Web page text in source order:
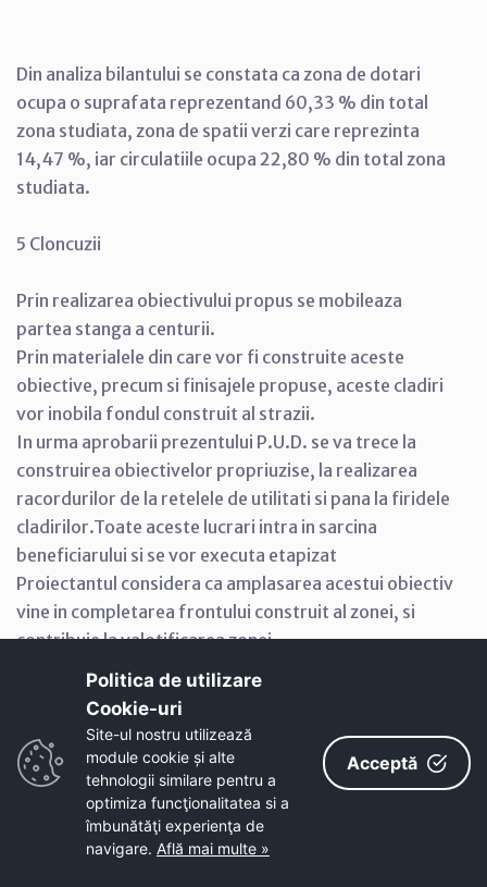
Din analiza bilantului se constata ca zona de dotari
ocupa o suprafata reprezentand 60,33 % din total
zona studiata, zona de spatii verzi care reprezinta
14,47 %, iar circulatiile ocupa 22,80 % din total zona
studiata.
5 Cloncuzii
Prin realizarea obiectivului propus se mobileaza
partea stanga a centurii.
Prin materialele din care vor fi construite aceste
obiective, precum si finisajele propuse, aceste cladiri
vor inobila fondul construit al strazii.
In urma aprobarii prezentului P.U.D. se va trece la
construirea obiectivelor propriuzise, la realizarea
racordurilor de la retelele de utilitati si pana la firidele
cladirilor.Toate aceste lucrari intra in sarcina
beneficiarului si se vor executa etapizat
Proiectantul considera ca amplasarea acestui obiectiv
vine in completarea frontului construit al zonei, si
contribuie la valotificarea zonei.
Urbanism Arh. Serban E.
Politica de utilizare
Cookie-uri‎
Site-ul nostru utilizează
module cookie și alte
tehnologii similare pentru a
optimiza funcţionalitatea si a
îmbunătăţi experienţa de
navigare. Află mai multe »
Acceptă